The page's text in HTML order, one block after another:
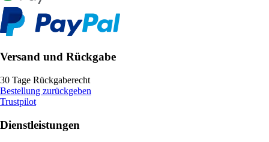
Versand und Rückgabe
30 Tage Rückgaberecht
Bestellung zurückgeben
Trustpilot
Dienstleistungen